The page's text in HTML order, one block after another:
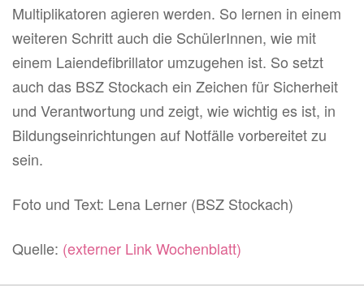
Multiplikatoren agieren werden. So lernen in einem
weiteren Schritt auch die SchülerInnen, wie mit
einem Laiendefibrillator umzugehen ist. So setzt
auch das BSZ Stockach ein Zeichen für Sicherheit
und Verantwortung und zeigt, wie wichtig es ist, in
Bildungseinrichtungen auf Notfälle vorbereitet zu
sein.
Foto und Text: Lena Lerner (BSZ Stockach)
Quelle: (externer Link Wochenblatt)